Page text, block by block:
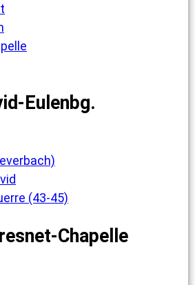
Eulenbg.
(43-45)
Chapelle